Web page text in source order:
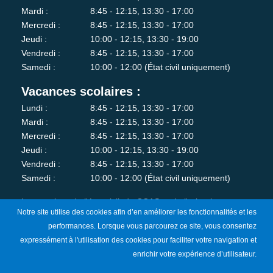
Mardi :
8:45 - 12:15, 13:30 - 17:00
Mercredi :
8:45 - 12:15, 13:30 - 17:00
Jeudi :
10:00 - 12:15, 13:30 - 19:00
Vendredi :
8:45 - 12:15, 13:30 - 17:00
Samedi :
10:00 - 12:00 (État civil uniquement)
Vacances scolaires :
Lundi :
8:45 - 12:15, 13:30 - 17:00
Mardi :
8:45 - 12:15, 13:30 - 17:00
Mercredi :
8:45 - 12:15, 13:30 - 17:00
Jeudi :
10:00 - 12:15, 13:30 - 19:00
Vendredi :
8:45 - 12:15, 13:30 - 17:00
Samedi :
10:00 - 12:00 (État civil uniquement)
Les services de l'état-civil, du CCAS et de l'urbanisme sont
fermés au public le lundi matin.
Je m'abonne à la newsletter
Notre site utilise des cookies afin d’en améliorer les fonctionnalités et les
performances. Lorsque vous parcourez ce site, vous consentez
expressément à l'utilisation des cookies pour faciliter votre navigation et
enrichir votre expérience d’utilisateur.